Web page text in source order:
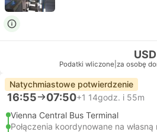
Podatki wliczone za osobę
Natychmiastowe potwierdzenie
16:55 07:50+1 14godz. i 55m
Vienna Central Bus Terminal
Połączenia koordynowane na